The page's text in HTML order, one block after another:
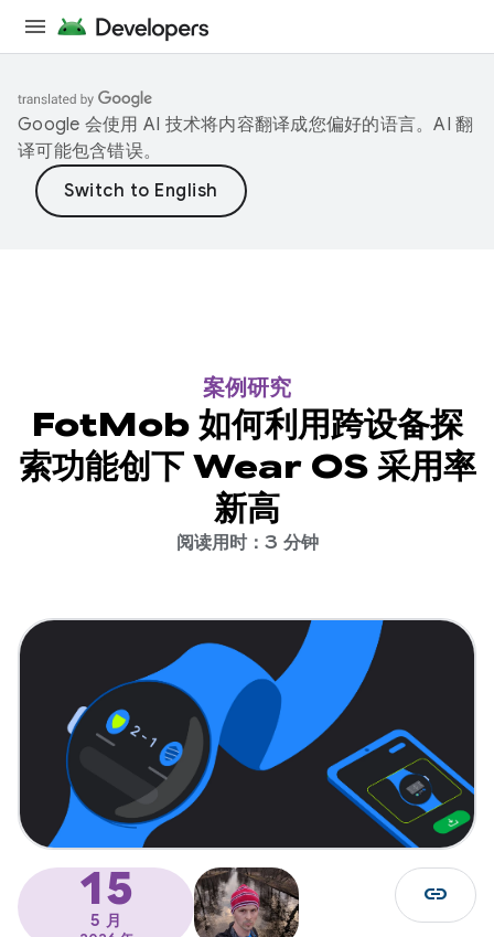
Google 会使用 AI 技术将内容翻译成您偏好的语言。AI 翻
译可能包含错误。
案例研究
FotMob 如何利用跨设备探
索功能创下 Wear OS 采用率
新高
阅读用时：3 分钟
15
5 月
link